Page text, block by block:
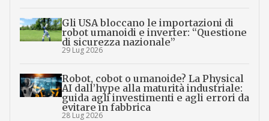
Gli USA bloccano le importazioni di
robot umanoidi e inverter: “Questione
di sicurezza nazionale”
29 Lug 2026
Robot, cobot o umanoide? La Physical
AI dall’hype alla maturità industriale:
guida agli investimenti e agli errori da
evitare in fabbrica
28 Lug 2026